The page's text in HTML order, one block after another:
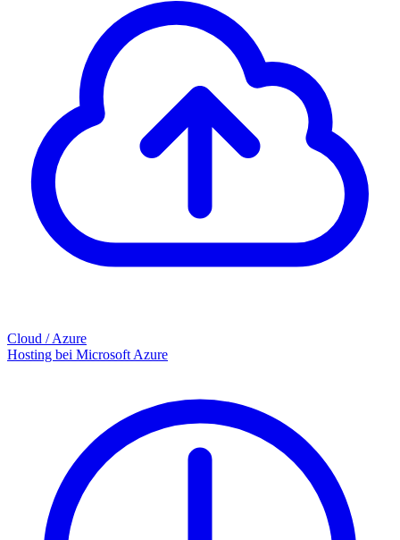
Cloud / Azure
Hosting bei Microsoft Azure